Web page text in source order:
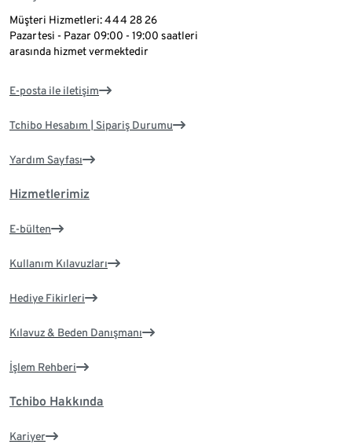
Müşteri Hizmetleri: 444 28 26
Pazartesi - Pazar 09:00 - 19:00 saatleri
arasında hizmet vermektedir
E-posta ile iletişim
Tchibo Hesabım | Sipariş Durumu
Yardım Sayfası
Hizmetlerimiz
E-bülten
Kullanım Kılavuzları
Hediye Fikirleri
Kılavuz & Beden Danışmanı
İşlem Rehberi
Tchibo Hakkında
Kariyer